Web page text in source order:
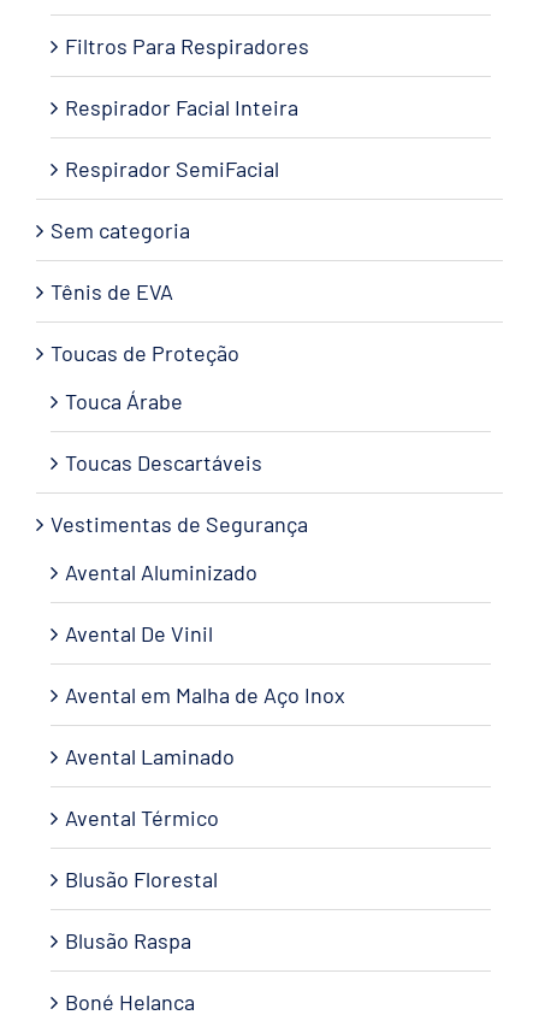
Filtros Para Respiradores
Respirador Facial Inteira
Respirador SemiFacial
Sem categoria
Tênis de EVA
Toucas de Proteção
Touca Árabe
Toucas Descartáveis
Vestimentas de Segurança
Avental Aluminizado
Avental De Vinil
Avental em Malha de Aço Inox
Avental Laminado
Avental Térmico
Blusão Florestal
Blusão Raspa
Boné Helanca